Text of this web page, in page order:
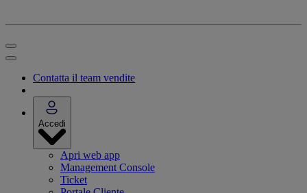
Contatta il team vendite
Accedi
Apri web app
Management Console
Ticket